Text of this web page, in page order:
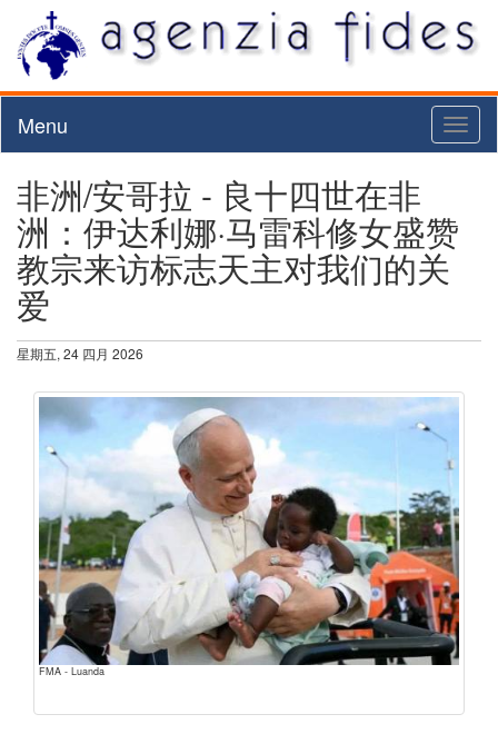
Menu
非洲/安哥拉 - 良十四世在非
洲：伊达利娜·马雷科修女盛赞
教宗来访标志天主对我们的关
爱
星期五, 24 四月 2026
FMA - Luanda